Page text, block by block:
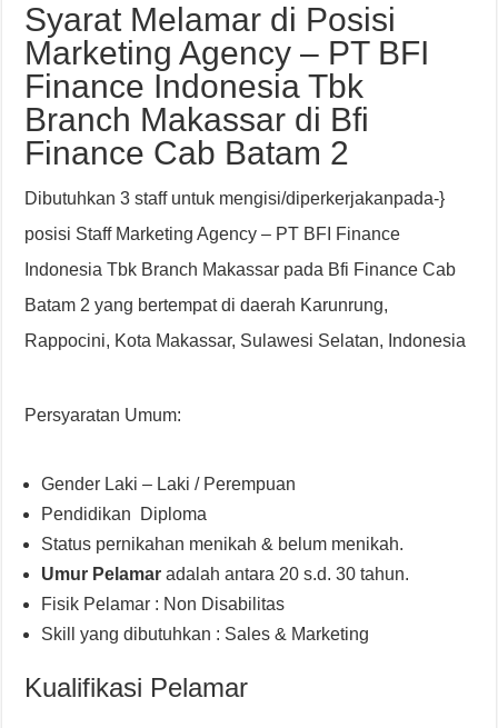
Syarat Melamar di Posisi
Marketing Agency – PT BFI
Finance Indonesia Tbk
Branch Makassar di Bfi
Finance Cab Batam 2
Dibutuhkan 3 staff untuk mengisi/diperkerjakanpada-}
posisi Staff Marketing Agency – PT BFI Finance
Indonesia Tbk Branch Makassar pada Bfi Finance Cab
Batam 2 yang bertempat di daerah Karunrung,
Rappocini, Kota Makassar, Sulawesi Selatan, Indonesia
Persyaratan Umum:
Gender Laki – Laki / Perempuan
Pendidikan Diploma
Status pernikahan menikah & belum menikah.
Umur Pelamaradalah antara 20 s.d. 30 tahun.
Fisik Pelamar : Non Disabilitas
Skill yang dibutuhkan : Sales & Marketing
Kualifikasi Pelamar